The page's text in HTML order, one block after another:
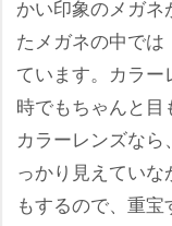
かい印象のメガ
たメガネの中では
ています。カラ
時でもちゃんと
カラーレンズな
っかり見えてい
もするので、重宝